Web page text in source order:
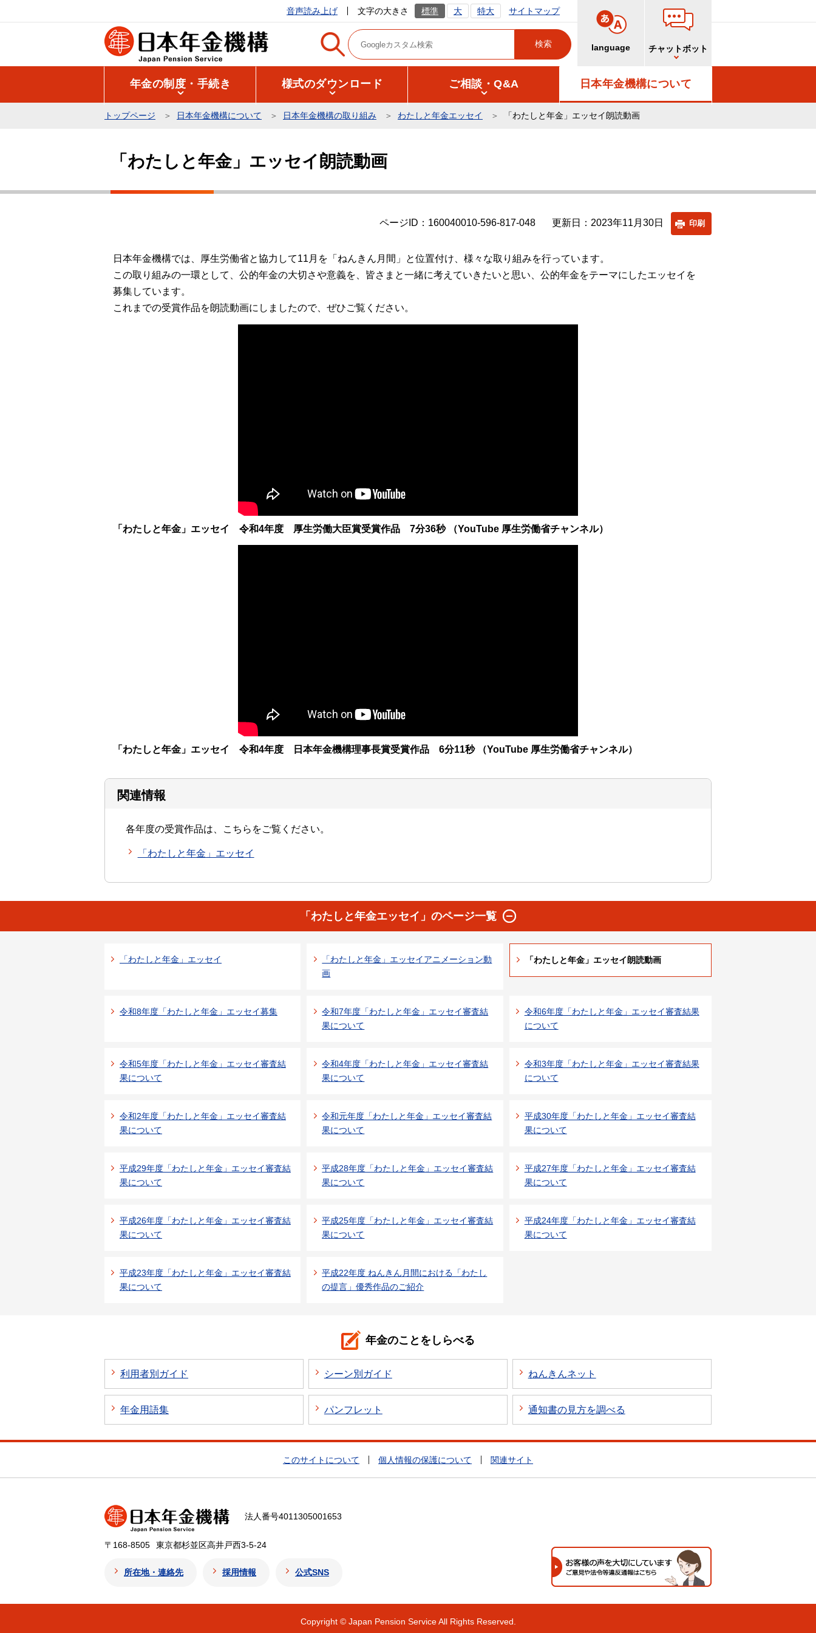
の
音声読み上げ 文字の大きさ 標準 大 特大 サイトマップ
language チャットボット
年金の制度・手続き 様式のダウンロード ご相談・Q&A 日本年金機構について
トップページ 日本年金機構について 日本年金機構の取り組み わたしと年金エッセイ 「わたしと年金」エッセイ朗読動画
「わたしと年金」エッセイ朗読動画
ページID：160040010-596-817-048 更新日：2023年11月30日 印刷
日本年金機構では、厚生労働省と協力して11月を「ねんきん月間」と位置付け、様々な取り組みを行っています。
この取り組みの一環として、公的年金の大切さや意義を、皆さまと一緒に考えていきたいと思い、公的年金をテーマにしたエッセイを
募集しています。
これまでの受賞作品を朗読動画にしましたので、ぜひご覧ください。
「わたしと年金」エッセイ 令和4年度 厚生労働大臣賞受賞作品 7分36秒 （YouTube 厚生労働省チャンネル）
「わたしと年金」エッセイ 令和4年度 日本年金機構理事長賞受賞作品 6分11秒 （YouTube 厚生労働省チャンネル）
関連情報
各年度の受賞作品は、こちらをご覧ください。
「わたしと年金」エッセイ
「わたしと年金エッセイ」のページ一覧
「わたしと年金」エッセイ
「わたしと年金」エッセイアニメーション動
画
「わたしと年金」エッセイ朗読動画
令和8年度「わたしと年金」エッセイ募集
令和7年度「わたしと年金」エッセイ審査結
果について
令和6年度「わたしと年金」エッセイ審査結果
について
令和5年度「わたしと年金」エッセイ審査結
果について
令和4年度「わたしと年金」エッセイ審査結
果について
令和3年度「わたしと年金」エッセイ審査結果
について
令和2年度「わたしと年金」エッセイ審査結
果について
令和元年度「わたしと年金」エッセイ審査結
果について
平成30年度「わたしと年金」エッセイ審査結
果について
平成29年度「わたしと年金」エッセイ審査結
果について
平成28年度「わたしと年金」エッセイ審査結
果について
平成27年度「わたしと年金」エッセイ審査結
果について
平成26年度「わたしと年金」エッセイ審査結
果について
平成25年度「わたしと年金」エッセイ審査結
果について
平成24年度「わたしと年金」エッセイ審査結
果について
平成23年度「わたしと年金」エッセイ審査結
果について
平成22年度 ねんきん月間における「わたし
の提言」優秀作品のご紹介
年金のことをしらべる
利用者別ガイド シーン別ガイド ねんきんネット
年金用語集 パンフレット 通知書の見方を調べる
このサイトについて 個人情報の保護について 関連サイト
法人番号4011305001653
〒168-8505 東京都杉並区高井戸西3-5-24
所在地・連絡先 採用情報 公式SNS
Copyright © Japan Pension Service All Rights Reserved.